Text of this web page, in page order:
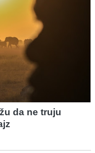
da ne truju